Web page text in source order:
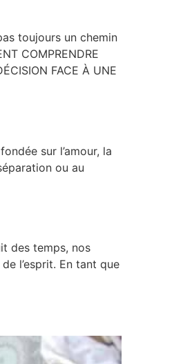
toujours un chemin
COMPRENDRE
FACE À UNE
sur l’amour, la
ou au
des temps, nos
l’esprit. En tant que